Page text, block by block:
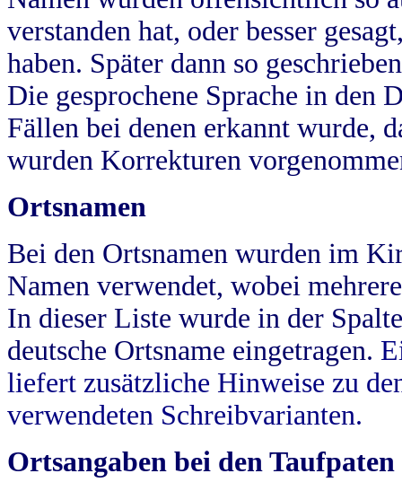
verstanden hat, oder besser
haben. Später dann so
Die gesprochene Sprache in
Fällen bei denen erkannt wurde,
wurden Korrekturen
Ortsnamen
Bei den Ortsnamen wurden im
Namen verwendet, wobei
In dieser Liste wurde in der
deutsche Ortsname eingetragen.
liefert zusätzliche Hinweise zu
verwendeten Schreibvarianten.
Ortsangaben bei den Taufpaten